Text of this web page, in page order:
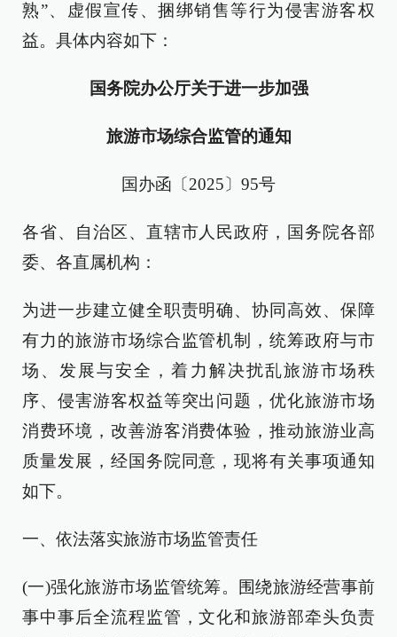
熟”、虚假宣传、捆绑销售等行为侵害游客权
益。具体内容如下：
国务院办公厅关于进一步加强
旅游市场综合监管的通知
国办函〔2025〕95号
各省、自治区、直辖市人民政府，国务院各部
委、各直属机构：
为进一步建立健全职责明确、协同高效、保障
有力的旅游市场综合监管机制，统筹政府与市
场、发展与安全，着力解决扰乱旅游市场秩
序、侵害游客权益等突出问题，优化旅游市场
消费环境，改善游客消费体验，推动旅游业高
质量发展，经国务院同意，现将有关事项通知
如下。
一、依法落实旅游市场监管责任
(一)强化旅游市场监管统筹。围绕旅游经营事前
事中事后全流程监管，文化和旅游部牵头负责